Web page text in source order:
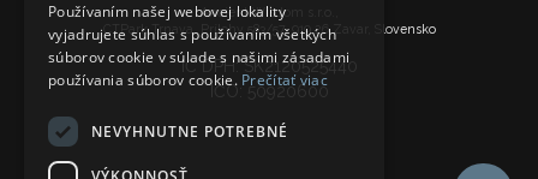
Ancient Wisdom s.r.o.,
CTPark Trnava, Prílohy 583/57, 919 26 Zavar, Slovensko
IČ DPH: SK2120525440
IČO: 50920600
Používaním našej webovej lokality
vyjadrujete súhlas s používaním všetkých
súborov cookie v súlade s našimi zásadami
používania súborov cookie. Prečítať viac
NEVYHNUTNE POTREBNÉ